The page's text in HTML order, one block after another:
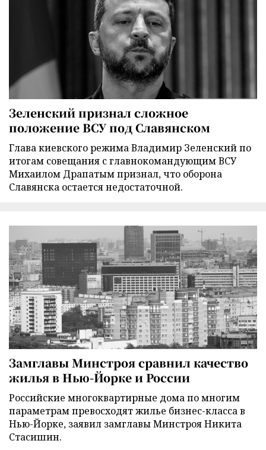
Зеленский признал сложное
положение ВСУ под Славянском
Глава киевского режима Владимир Зеленский по
итогам совещания с главнокомандующим ВСУ
Михаилом Драпатым признал, что оборона
Славянска остается недостаточной.
Замглавы Минстроя сравнил качество
жилья в Нью-Йорке и России
Российские многоквартирные дома по многим
параметрам превосходят жилье бизнес-класса в
Нью-Йорке, заявил замглавы Минстроя Никита
Стасишин.